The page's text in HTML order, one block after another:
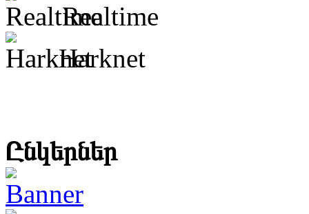
Realtime
Harknet
Ընկերներ